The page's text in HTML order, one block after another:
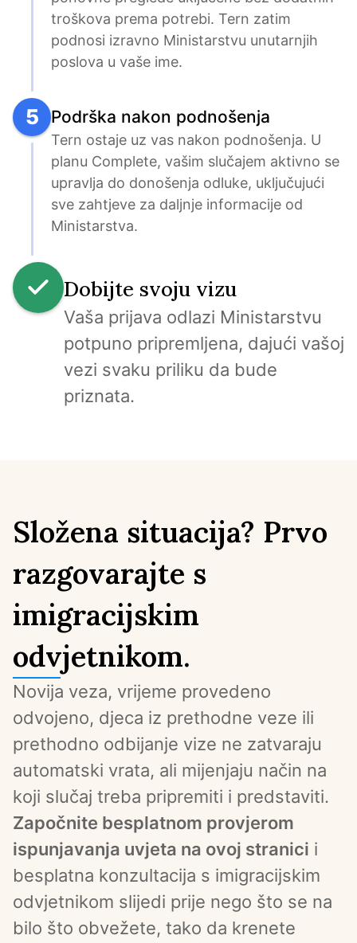
troškova prema potrebi. Tern zatim
podnosi izravno Ministarstvu unutarnjih
poslova u vaše ime.
5 Podrška nakon podnošenja
Tern ostaje uz vas nakon podnošenja. U
planu Complete, vašim slučajem aktivno se
upravlja do donošenja odluke, uključujući
sve zahtjeve za daljnje informacije od
Ministarstva.
Dobijte svoju vizu
Vaša prijava odlazi Ministarstvu
potpuno pripremljena, dajući vašoj
vezi svaku priliku da bude
priznata.
Složena situacija? Prvo
razgovarajte s
imigracijskim
odvjetnikom.
Novija veza, vrijeme provedeno
odvojeno, djeca iz prethodne veze ili
prethodno odbijanje vize ne zatvaraju
automatski vrata, ali mijenjaju način na
Započnite besplatnom provjerom
ispunjavanja uvjeta na ovoj stranici i
besplatna konzultacija s imigracijskim
odvjetnikom slijedi prije nego što se na
bilo što obvežete, tako da krenete